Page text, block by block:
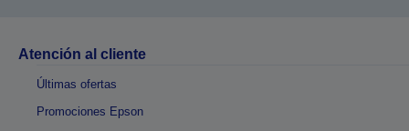
Atención al cliente
Últimas ofertas
Promociones Epson